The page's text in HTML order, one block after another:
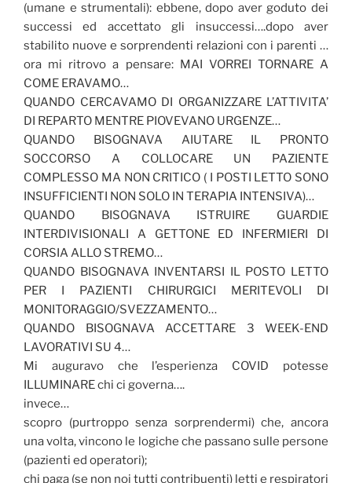
(umane e strumentali): ebbene, dopo aver goduto dei
successi ed accettato gli insuccessi….dopo aver
stabilito nuove e sorprendenti relazioni con i parenti …
ora mi ritrovo a pensare: MAI VORREI TORNARE A
COME ERAVAMO…
QUANDO CERCAVAMO DI ORGANIZZARE L’ATTIVITA’
DI REPARTO MENTRE PIOVEVANO URGENZE…
QUANDO BISOGNAVA AIUTARE IL PRONTO
SOCCORSO A COLLOCARE UN PAZIENTE
COMPLESSO MA NON CRITICO ( I POSTI LETTO SONO
INSUFFICIENTI NON SOLO IN TERAPIA INTENSIVA)…
QUANDO BISOGNAVA ISTRUIRE GUARDIE
INTERDIVISIONALI A GETTONE ED INFERMIERI DI
CORSIA ALLO STREMO…
QUANDO BISOGNAVA INVENTARSI IL POSTO LETTO
PER I PAZIENTI CHIRURGICI MERITEVOLI DI
MONITORAGGIO/SVEZZAMENTO…
QUANDO BISOGNAVA ACCETTARE 3 WEEK-END
LAVORATIVI SU 4…
Mi auguravo che l’esperienza COVID potesse
ILLUMINARE chi ci governa….
invece…
scopro (purtroppo senza sorprendermi) che, ancora
una volta, vincono le logiche che passano sulle persone
(pazienti ed operatori);
chi paga (se non noi tutti contribuenti) letti e respiratori